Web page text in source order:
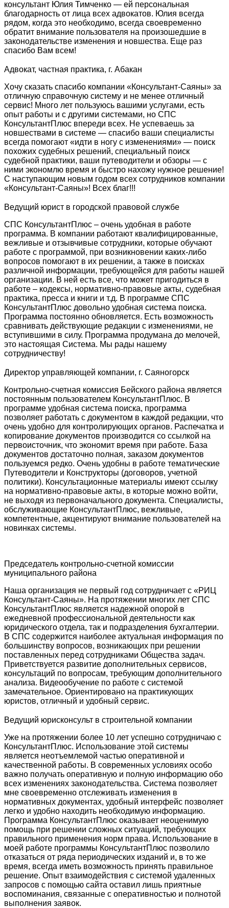
консультант Юлия Тимченко — ей персональная
благодарность от лица всех адвокатов. Юлия всегда
рядом, когда это необходимо, всегда своевременно
обратит внимание пользователя на произошедшие в
законодательстве изменения и новшества. Еще раз
спасибо Вам всем!
Адвокат, частная практика, г. Абакан
Хочу сказать спасибо компании «Консультант-Саяны» за
отличную справочную систему и не менее отличный
сервис! Много лет пользуюсь вашими услугами, есть
опыт работы и с другими системами, но СПС
КонсультантПлюс впереди всех. Не успеваешь за
новшествами в системе — спасибо ваши специалисты
всегда помогают «идти в ногу с изменениями» — поиск
похожих судебных решений, специальный поиск
судебной практики, ваши путеводители и обзоры — с
ними экономлю время и быстро нахожу нужное решение!
С наступающим новым годом всех сотрудников компании
«Консультант-Саяны»! Всех благ!!!
Ведущий юрист в городской правовой службе
СПС КонсультантПлюс – очень удобная в работе
программа. В компании работают квалифицированные,
вежливые и отзывчивые сотрудники, которые обучают
работе с программой, при возникновении каких-либо
вопросов помогают в их решении, а также в поисках
различной информации, требующейся для работы нашей
организации. В ней есть все, что может пригодиться в
работе – кодексы, нормативно-правовые акты, судебная
практика, пресса и книги и т.д. В программе СПС
КонсультантПлюс довольно удобная система поиска.
Программа постоянно обновляется. Есть возможность
сравнивать действующие редакции с изменениями, не
вступившими в силу. Программа продумана до мелочей,
это настоящая Система. Мы рады нашему
сотрудничеству!
Директор управляющей компании, г. Саяногорск
Контрольно-счетная комиссия Бейского района является
постоянным пользователем КонсультантПлюс. В
программе удобная система поиска, программа
позволяет работать с документом в каждой редакции, что
очень удобно для контролирующих органов. Распечатка и
копирование документов производится со ссылкой на
первоисточник, что экономит время при работе. База
документов достаточно полная, заказом документов
пользуемся редко. Очень удобны в работе тематические
Путеводители и Конструкторы (договоров, учетной
политики). Консультационные материалы имеют ссылку
на нормативно-правовые акты, в которые можно войти,
не выходя из первоначального документа. Специалисты,
обслуживающие КонсультантПлюс, вежливые,
компетентные, акцентируют внимание пользователей на
новинках системы.
Председатель контрольно-счетной комиссии
муниципального района
Наша организация не первый год сотрудничает с «РИЦ
Консультант-Саяны». На протяжении многих лет СПС
КонсультантПлюс является надежной опорой в
ежедневной профессиональной деятельности как
юридического отдела, так и подразделения бухгалтерии.
В СПС содержится наиболее актуальная информация по
большинству вопросов, возникающих при решении
поставленных перед сотрудниками Общества задач.
Приветствуется развитие дополнительных сервисов,
консультаций по вопросам, требующим дополнительного
анализа. Видеообучение по работе с системой
замечательное. Ориентировано на практикующих
юристов, отличный и удобный сервис.
Ведущий юрисконсульт в строительной компании
Уже на протяжении более 10 лет успешно сотрудничаю с
КонсультантПлюс. Использование этой системы
является неотъемлемой частью оперативной и
качественной работы. В современных условиях особо
важно получать оперативную и полную информацию обо
всех изменениях законодательства. Система позволяет
мне своевременно отслеживать изменения в
нормативных документах, удобный интерфейс позволяет
легко и удобно находить необходимую информацию.
Программа КонсультантПлюс оказывает неоценимую
помощь при решении сложных ситуаций, требующих
правильного применения норм права. Использование в
моей работе программы КонсультантПлюс позволило
отказаться от ряда периодических изданий и, в то же
время, всегда иметь возможность принять правильное
решение. Опыт взаимодействия с системой удаленных
запросов с помощью сайта оставил лишь приятные
воспоминания, связанные с оперативностью и полнотой
выполнения заявок.